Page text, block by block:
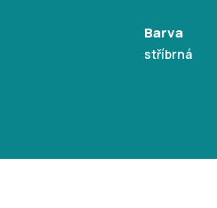
Barva
stříbrná